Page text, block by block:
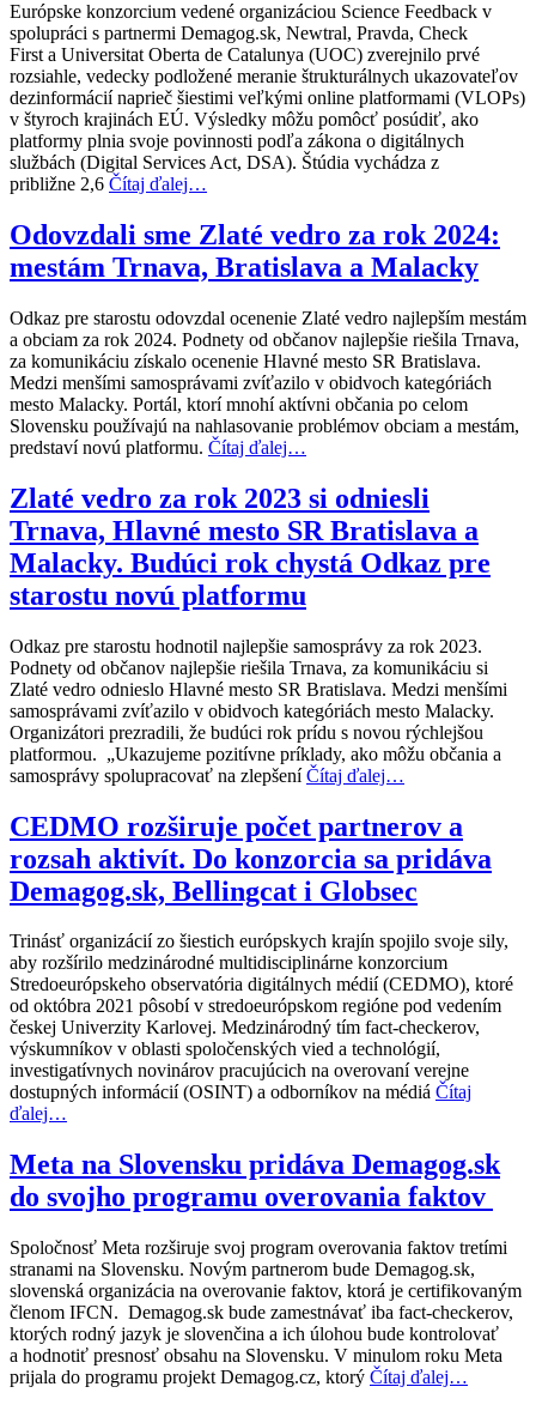
Európske konzorcium vedené organizáciou Science Feedback v
spolupráci s partnermi Demagog.sk, Newtral, Pravda, Check
First a Universitat Oberta de Catalunya (UOC) zverejnilo prvé
rozsiahle, vedecky podložené meranie štrukturálnych ukazovateľov
dezinformácií naprieč šiestimi veľkými online platformami (VLOPs)
v štyroch krajinách EÚ. Výsledky môžu pomôcť posúdiť, ako
platformy plnia svoje povinnosti podľa zákona o digitálnych
službách (Digital Services Act, DSA). Štúdia vychádza z
približne 2,6 Čítaj ďalej…
Odovzdali sme Zlaté vedro za rok 2024:
mestám Trnava, Bratislava a Malacky
Odkaz pre starostu odovzdal ocenenie Zlaté vedro najlepším mestám
a obciam za rok 2024. Podnety od občanov najlepšie riešila Trnava,
za komunikáciu získalo ocenenie Hlavné mesto SR Bratislava.
Medzi menšími samosprávami zvíťazilo v obidvoch kategóriách
mesto Malacky. Portál, ktorí mnohí aktívni občania po celom
Slovensku používajú na nahlasovanie problémov obciam a mestám,
predstaví novú platformu. Čítaj ďalej…
Zlaté vedro za rok 2023 si odniesli
Trnava, Hlavné mesto SR Bratislava a
Malacky. Budúci rok chystá Odkaz pre
starostu novú platformu
Odkaz pre starostu hodnotil najlepšie samosprávy za rok 2023.
Podnety od občanov najlepšie riešila Trnava, za komunikáciu si
Zlaté vedro odnieslo Hlavné mesto SR Bratislava. Medzi menšími
samosprávami zvíťazilo v obidvoch kategóriách mesto Malacky.
Organizátori prezradili, že budúci rok prídu s novou rýchlejšou
platformou. „Ukazujeme pozitívne príklady, ako môžu občania a
samosprávy spolupracovať na zlepšeníČítaj ďalej…
CEDMO rozširuje počet partnerov a
rozsah aktivít. Do konzorcia sa pridáva
Demagog.sk, Bellingcat i Globsec
Trinásť organizácií zo šiestich európskych krajín spojilo svoje sily,
aby rozšírilo medzinárodné multidisciplinárne konzorcium
Stredoeurópskeho observatória digitálnych médií (CEDMO), ktoré
od októbra 2021 pôsobí v stredoeurópskom regióne pod vedením
českej Univerzity Karlovej. Medzinárodný tím fact-checkerov,
výskumníkov v oblasti spoločenských vied a technológií,
investigatívnych novinárov pracujúcich na overovaní verejne
dostupných informácií (OSINT) a odborníkov na médiá Čítaj
ďalej…
Meta na Slovensku pridáva Demagog.sk
do svojho programu overovania faktov
Spoločnosť Meta rozširuje svoj program overovania faktov tretími
stranami na Slovensku. Novým partnerom bude Demagog.sk,
slovenská organizácia na overovanie faktov, ktorá je certifikovaným
členom IFCN. Demagog.sk bude zamestnávať iba fact-checkerov,
ktorých rodný jazyk je slovenčina a ich úlohou bude kontrolovať
a hodnotiť presnosť obsahu na Slovensku. V minulom roku Meta
prijala do programu projekt Demagog.cz, ktorý Čítaj ďalej…